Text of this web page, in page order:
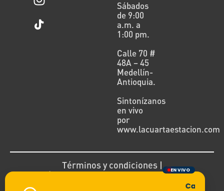
EN VIVO
Sábados
de 9:00
a.m. a
1:00 pm.
Calle 70 #
48A – 45
Medellín-
Antioquia.
Sintonízanos
en vivo
por
www.lacuartaestacion.com
Términos y condiciones |
Política de devoluciones y reembolsos